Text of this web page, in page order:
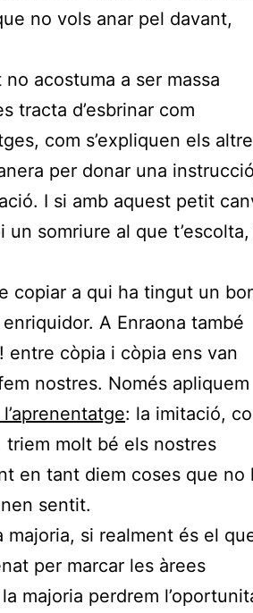
no vols anar pel davant,
acostuma a ser massa
tracta d’esbrinar com
com s’expliquen els
per donar una
I si amb aquest petit
somriure al que t’escolta,
copiar a qui ha tingut un
A Enraona també
entre còpia i còpia ens van
nostres. Només apliquem
: la imitació,
triem molt bé els nostres
en tant diem coses que no
sentit.
si realment és el
per marcar les àrees
majoria perdrem